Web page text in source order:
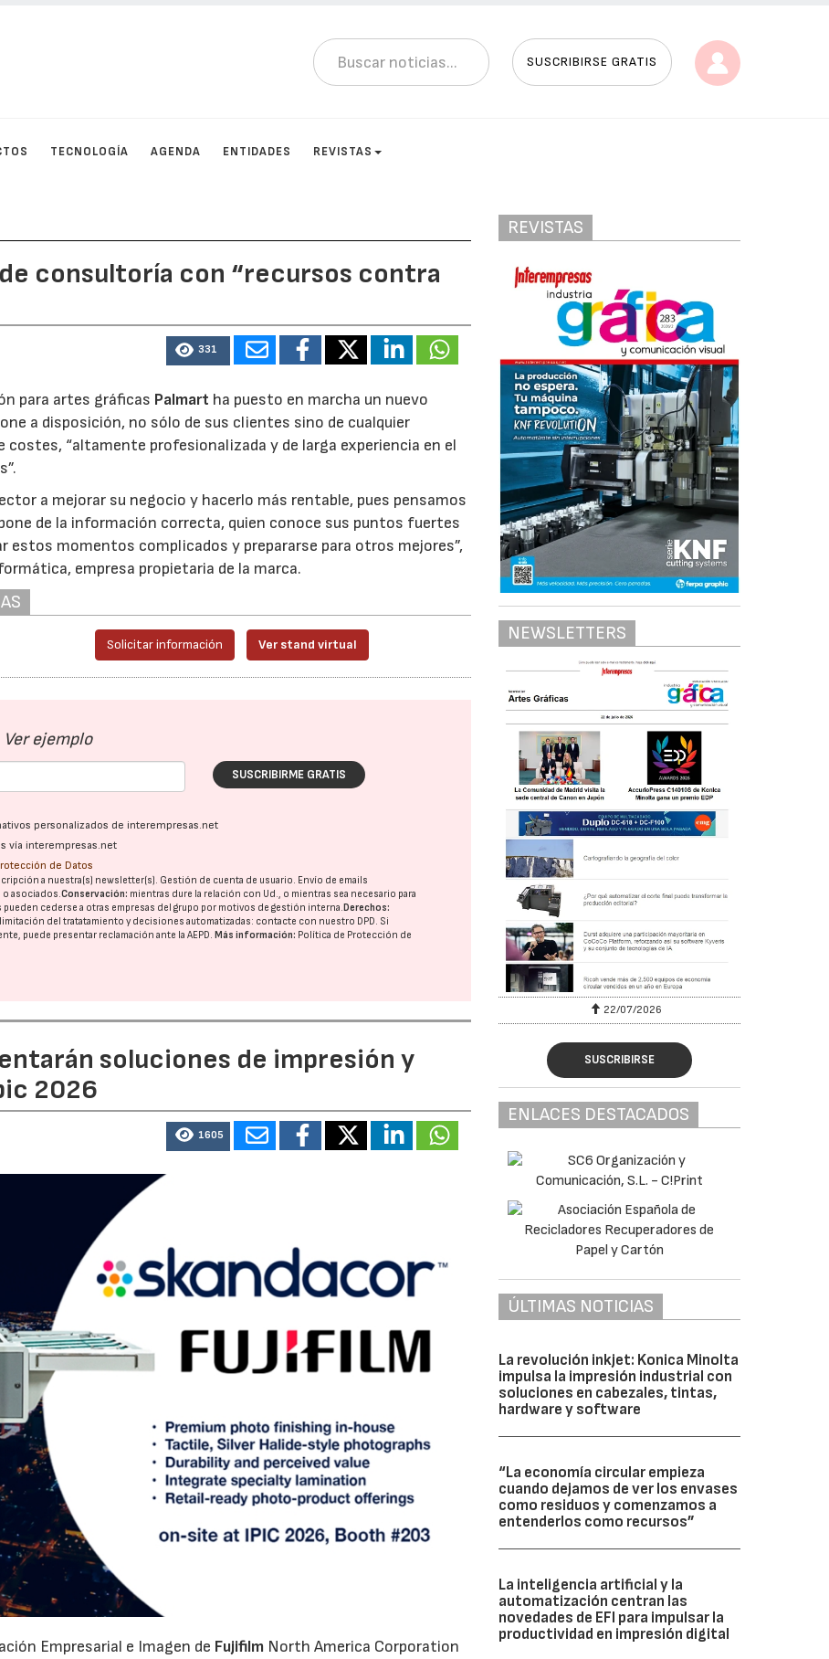
SUSCRIBIRSE GRATIS
TECNOLOGÍA AGENDA ENTIDADES REVISTAS
consultoría con “recursos contra
331
para artes gráficas Palmart ha puesto en marcha un nuevo
a disposición, no sólo de sus clientes sino de cualquier
“altamente profesionalizada y de larga experiencia en el
a mejorar su negocio y hacerlo más rentable, pues pensamos
de la información correcta, quien conoce sus puntos fuertes
estos momentos complicados y prepararse para otros mejores”,
empresa propietaria de la marca.
Solicitar información Ver stand virtual
Ver ejemplo
SUSCRIBIRME GRATIS
personalizados de interempresas.net
vía interempresas.net
de Datos
a nuestra(s) newsletter(s). Gestión de cuenta de usuario. Envío de emails
o asociados.Conservación: mientras dure la relación con Ud., o mientras sea necesario para
pueden cederse a otras empresas del grupo por motivos de gestión interna.Derechos:
del tratatamiento y decisiones automatizadas: contacte con nuestro DPD. Si
puede presentar reclamación ante laAEPD.Más información: Política de Protección de
soluciones de impresión y
2026
1605
Empresarial e Imagen de Fujifilm North America Corporation
REVISTAS
NEWSLETTERS
22/07/2026
SUSCRIBIRSE
ENLACES DESTACADOS
ÚLTIMAS NOTICIAS
La revolución inkjet: Konica Minolta
impulsa la impresión industrial con
soluciones en cabezales, tintas,
hardware y software
“La economía circular empieza
cuando dejamos de ver los envases
como residuos y comenzamos a
entenderlos como recursos”
La inteligencia artificial y la
automatización centran las
novedades de EFI para impulsar la
productividad en impresión digital